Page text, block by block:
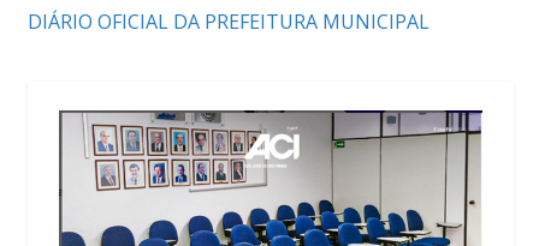
DIÁRIO OFICIAL DA PREFEITURA MUNICIPAL